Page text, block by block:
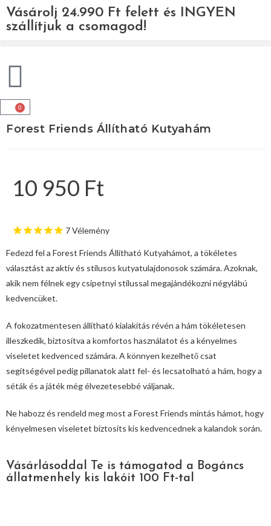
Vásárolj 24.990 Ft felett és INGYEN
szállítjuk a csomagod!
0
Forest Friends Állítható Kutyahám
10 950 Ft
7Vélemény
Fedezd fel a Forest Friends Állítható Kutyahámot, a tökéletes
választást az aktív és stílusos kutyatulajdonosok számára. Azoknak,
akik nem félnek egy csipetnyi stílussal megajándékozni négylábú
kedvencüket.
A fokozatmentesen állítható kialakítás révén a hám tökéletesen
illeszkedik, biztosítva a komfortos használatot és a kényelmes
viseletet kedvenced számára. A könnyen kezelhető csat
segítségével pedig pillanatok alatt fel- és lecsatolható a hám, hogy a
séták és a játék még élvezetesebbé váljanak.
Ne habozz és rendeld meg most a Forest Friends mintás hámot, hogy
kényelmesen viseletet biztosíts kis kedvencednek a kalandok során.
Vásárlásoddal Te is támogatod a Bogáncs
állatmenhely kis lakóit 100 Ft-tal